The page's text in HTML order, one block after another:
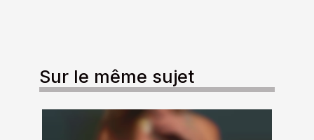
Sur le même sujet